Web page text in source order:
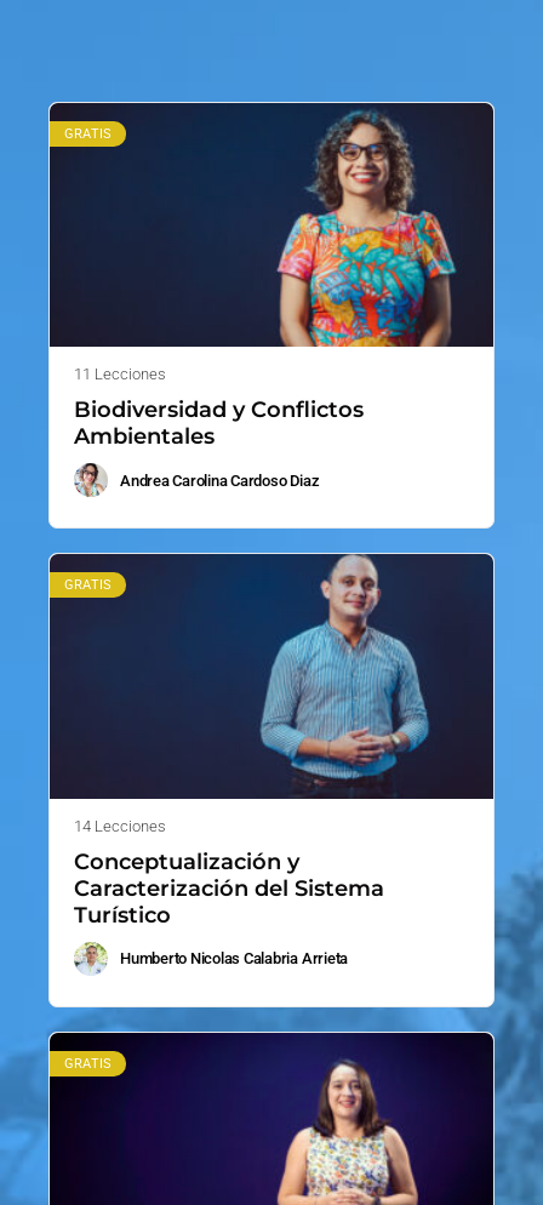
GRATIS
11 Lecciones
Biodiversidad y Conflictos
Ambientales
Andrea Carolina Cardoso Diaz
GRATIS
14 Lecciones
Conceptualización y
Caracterización del Sistema
Turístico
Humberto Nicolas Calabria Arrieta
GRATIS